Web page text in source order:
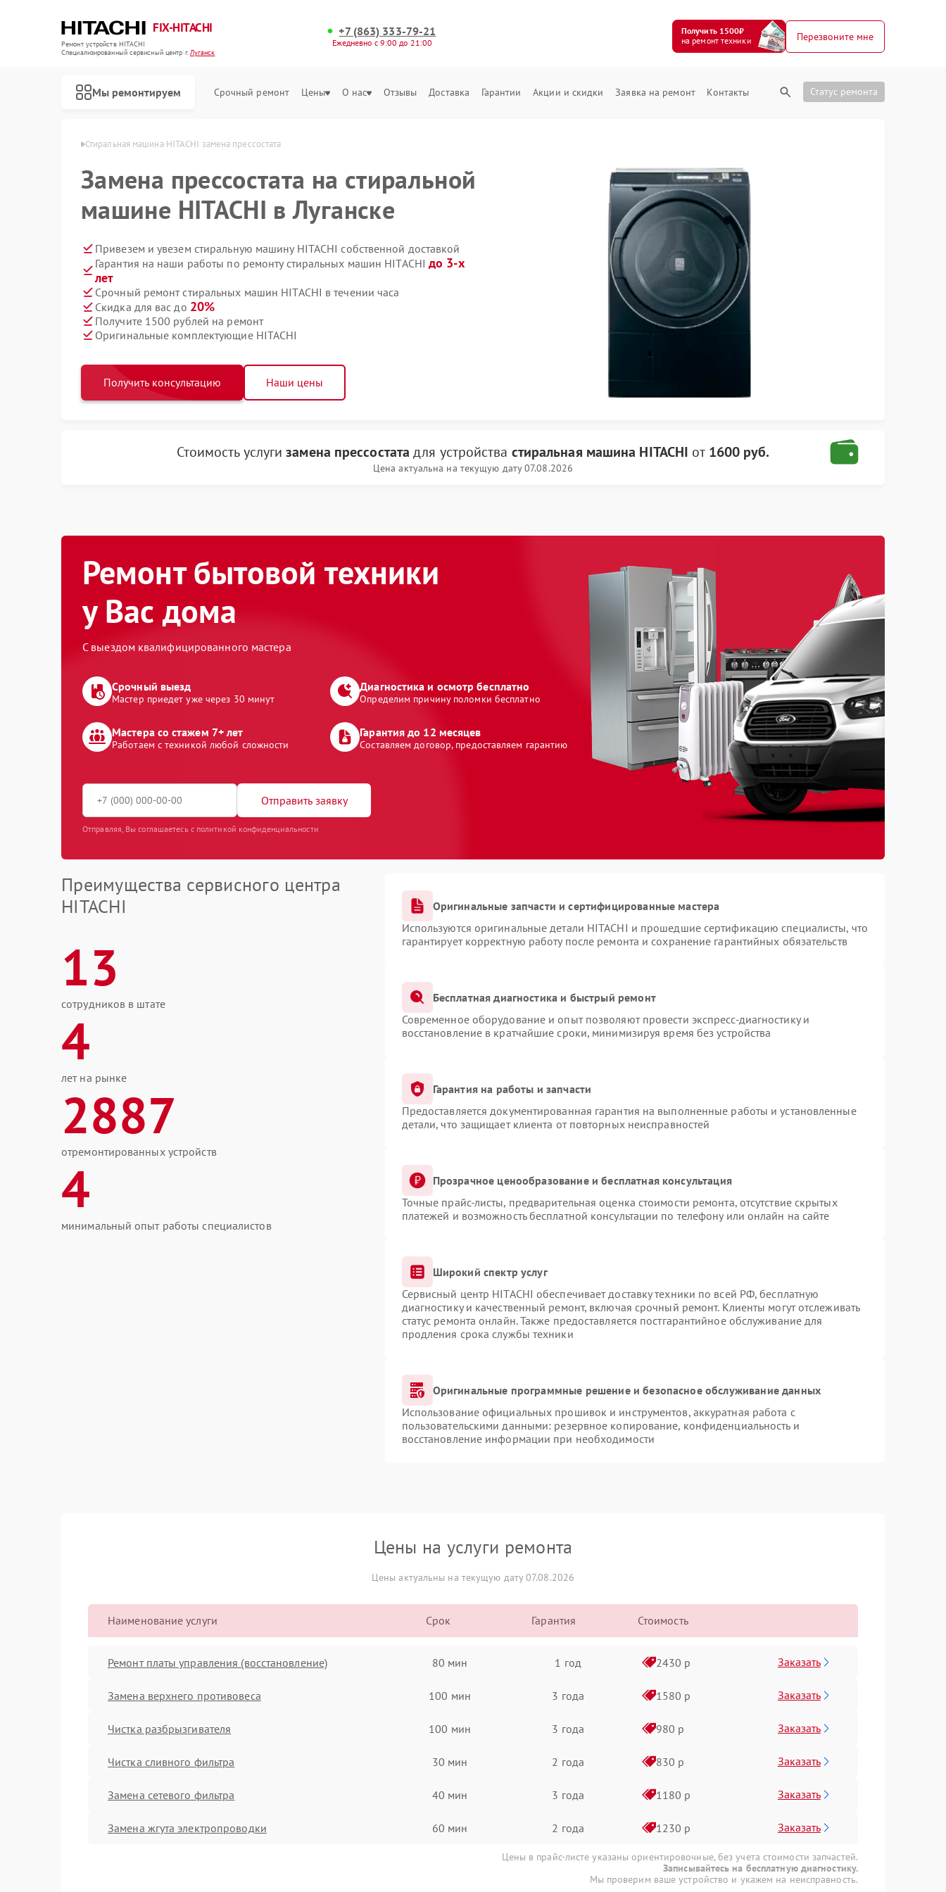
FIX-HITACHI
Ремонт устройств HITACHI
Специализированный cервисный центр г.Луганск
+7 (863) 333-79-21
Ежедневно с 9:00 до 21:00
Получить 1500₽
на ремонт техники
Перезвоните мне
Мы ремонтируем Срочный ремонт Цены О нас Отзывы Доставка Гарантии Акции и скидки Заявка на ремонт Контакты Статус ремонта
Стиральная машина HITACHI замена прессостата
Замена прессостата на стиральной
машине HITACHI в Луганске
Привезем и увезем стиральную машину HITACHI собственной доставкой
Гарантия на наши работы по ремонту стиральных машин HITACHI до 3-х
лет
Срочный ремонт стиральных машин HITACHI в течении часа
Скидка для вас до 20%
Получите 1500 рублей на ремонт
Оригинальные комплектующие HITACHI
Получить консультацию Наши цены
Стоимость услугизамена прессостата для устройства стиральная машина HITACHI от 1600 руб.
Цена актуальна на текущую дату 07.08.2026
Ремонт бытовой техники
у Вас дома
С выездом квалифицированного мастера
Срочный выезд
Мастер приедет уже через 30 минут
Диагностика и осмотр бесплатно
Определим причину поломки бесплатно
Мастера со стажем 7+ лет
Работаем с техникой любой сложности
Гарантия до 12 месяцев
Составляем договор, предоставляем гарантию
Отправить заявку
Отправляя, Вы соглашаетесь с политикой конфиденциальности
Преимущества сервисного центра
HITACHI
13
сотрудников в штате
4
лет на рынке
2887
отремонтированных устройств
4
минимальный опыт работы специалистов
Оригинальные запчасти и сертифицированные мастера
Используются оригинальные детали HITACHI и прошедшие сертификацию специалисты, что
гарантирует корректную работу после ремонта и сохранение гарантийных обязательств
Бесплатная диагностика и быстрый ремонт
Современное оборудование и опыт позволяют провести экспресс-диагностику и
восстановление в кратчайшие сроки, минимизируя время без устройства
Гарантия на работы и запчасти
Предоставляется документированная гарантия на выполненные работы и установленные
детали, что защищает клиента от повторных неисправностей
Прозрачное ценообразование и бесплатная консультация
Точные прайс-листы, предварительная оценка стоимости ремонта, отсутствие скрытых
платежей и возможность бесплатной консультации по телефону или онлайн на сайте
Широкий спектр услуг
Сервисный центр HITACHI обеспечивает доставку техники по всей РФ, бесплатную
диагностику и качественный ремонт, включая срочный ремонт. Клиенты могут отслеживать
статус ремонта онлайн. Также предоставляется постгарантийное обслуживание для
продления срока службы техники
Оригинальные программные решение и безопасное обслуживание данных
Использование официальных прошивок и инструментов, аккуратная работа с
пользовательскими данными: резервное копирование, конфиденциальность и
восстановление информации при необходимости
Цены на услуги ремонта
Цены актуальны на текущую дату 07.08.2026
Наименование услуги Срок Гарантия Стоимость
Ремонт платы управления (восстановление) 80 мин 1 год 2430 р Заказать
Замена верхнего противовеса 100 мин 3 года 1580 р Заказать
Чистка разбрызгивателя 100 мин 3 года 980 р Заказать
Чистка сливного фильтра 30 мин 2 года 830 р Заказать
Замена сетевого фильтра 40 мин 3 года 1180 р Заказать
Замена жгута электропроводки 60 мин 2 года 1230 р Заказать
Цены в прайс-листе указаны ориентировочные, без учета стоимости запчастей.
Записывайтесь на бесплатную диагностику.
Мы проверим ваше устройство и укажем на неисправность.